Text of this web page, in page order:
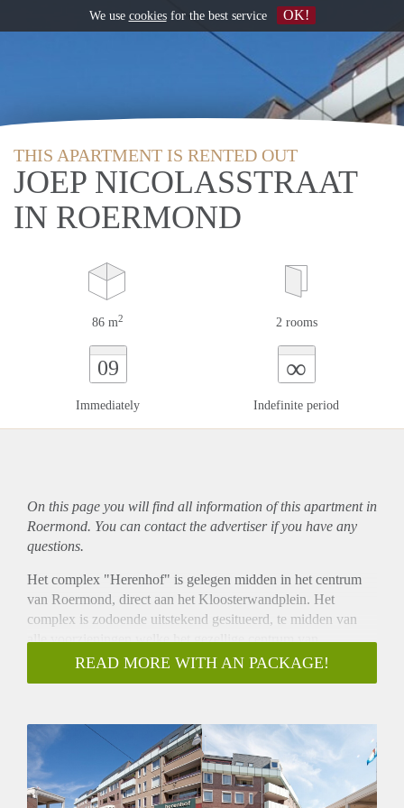
THIS APARTMENT IS RENTED OUT
JOEP NICOLASSTRAAT
IN ROERMOND
86 m2 2 rooms
09
Immediately
∞
Indefinite period
On this page you will find all information of this apartmentin
Roermond. You can contact the advertiser if you have any
questions.
Het complex "Herenhof" is gelegen midden in het centrum
van Roermond, direct aan het Kloosterwandplein. Het
complex is zodoende uitstekend gesitueerd, te midden van
alle voorzieningen welke het gezellige centrum van
Roermond rijk is. Op steenworp afstand bevindt zich het
centraal station Roermond en uiteraard het gezellige
royale appartementen. Via de centrale entree aan de Joep
Nicolasstraat, alwaar zich de bellentableaus, postkasten en
liftopgang bevindt, komt u op de galerijen. Iedere bewoner
heeft een eigen, afsluitbare berging in het souterrain. Hier
READ MORE WITH AN PACKAGE!
We use cookiesfor the best service OK!